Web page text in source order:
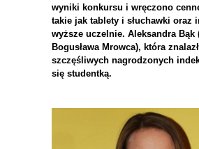
wyniki konkursu i wręczono
takie jak tablety i słuchawki oraz
wyższe uczelnie. Aleksandra Bąk
Bogusława Mrowca), która
szczęśliwych nagrodzonych
się studentką.